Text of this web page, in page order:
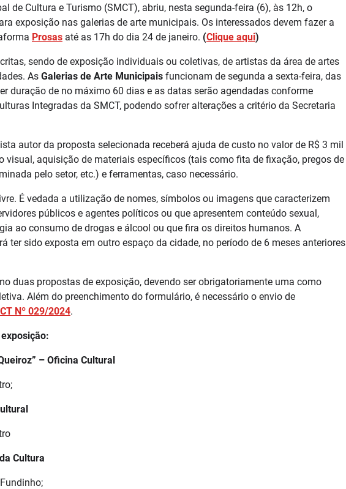
de Cultura e Turismo (SMCT), abriu, nesta segunda-feira (6), às 12h, o
exposição nas galerias de arte municipais. Os interessados devem fazer a
Prosas até as 17h do dia 24 de janeiro. (Clique aqui)
sendo de exposição individuais ou coletivas, de artistas da área de artes
As Galerias de Arte Municipais funcionam de segunda a sexta-feira, das
duração de no máximo 60 dias e as datas serão agendadas conforme
Integradas da SMCT, podendo sofrer alterações a critério da Secretaria
autor da proposta selecionada receberá ajuda de custo no valor de R$ 3 mil
visual, aquisição de materiais específicos (tais como fita de fixação, pregos de
pelo setor, etc.) e ferramentas, caso necessário.
É vedada a utilização de nomes, símbolos ou imagens que caracterizem
públicos e agentes políticos ou que apresentem conteúdo sexual,
ao consumo de drogas e álcool ou que fira os direitos humanos. A
ter sido exposta em outro espaço da cidade, no período de 6 meses anteriores
duas propostas de exposição, devendo ser obrigatoriamente uma como
Além do preenchimento do formulário, é necessário o envio de
Nº 029/2024.
– Oficina Cultural
Cultura